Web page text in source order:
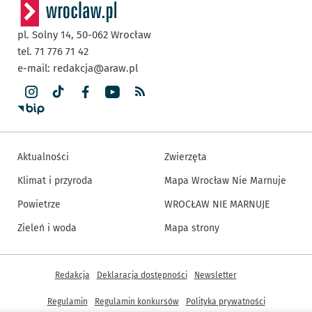
pl. Solny 14, 50-062 Wrocław
tel. 71 776 71 42
e-mail: redakcja@araw.pl
Aktualności
Klimat i przyroda
Powietrze
Zieleń i woda
Zwierzęta
Mapa Wrocław Nie Marnuje
WROCŁAW NIE MARNUJE
Mapa strony
Inne informacje
Redakcja Deklaracja dostępności Newsletter
Regulamin Regulamin konkursów Polityka prywatności